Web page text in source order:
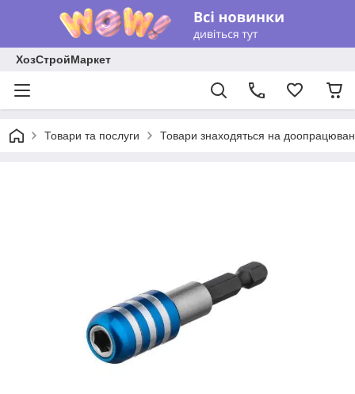
ХозСтройМаркет
Товари та послуги Товари знаходяться на